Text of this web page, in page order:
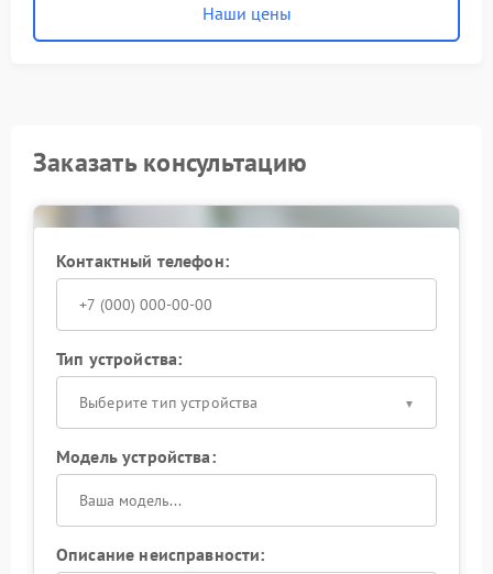
Наши цены
Заказать консультацию
Контактный телефон:
Тип устройства:
Выберите тип устройства
Модель устройства:
Описание неисправности: